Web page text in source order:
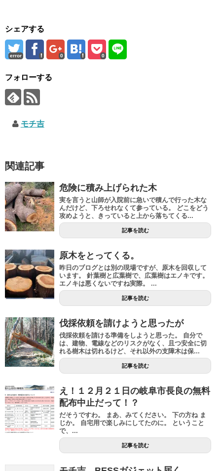
シェアする
error 0 0
フォローする
モチ吉
関連記事
危険に積み上げられた木
実を言うと山師が入院前に急いで積んで行った木な
んだけど、下ろせれなくて参っている。 どこをどう
攻めようと、きっていると上から落ちてくる...
記事を読む
原木をとってくる。
昨日のブログとは別の現場ですが、原木を回収して
います。 針葉樹と広葉樹で、広葉樹はエノキです。
エノキは悪くないですね実際。 ...
記事を読む
伐採依頼を請けようと思ったが
伐採依頼を請ける準備をしようと思った。 自分で
は、建物、電線などのリスクがなく、且つ安全に切
れる樹木は切れるけど、それ以外の支障木は保...
記事を読む
え！１２月２１日の岐阜市長良の無料
配布中止だって！？
だそうですわ。 まあ、みてください。 下の方ね ま
じか。 自宅用で楽しみにしてたのに。 ということ
で、...
記事を読む